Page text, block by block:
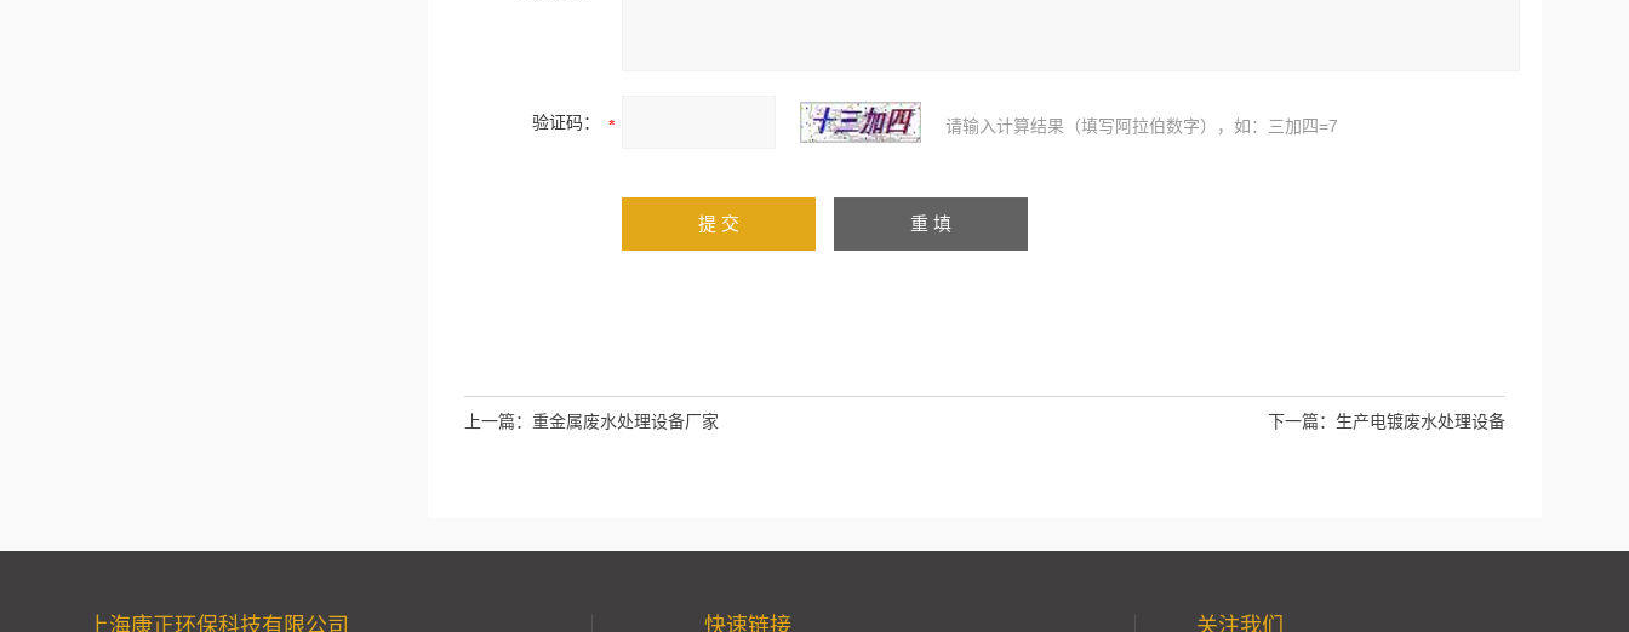
验证码： 请输入计算结果（填写阿拉伯数字），如：三加四=7
上一篇： 重金属废水处理设备厂家 下一篇： 生产电镀废水处理设备
上海康正环保科技有限公司 快速链接 关注我们